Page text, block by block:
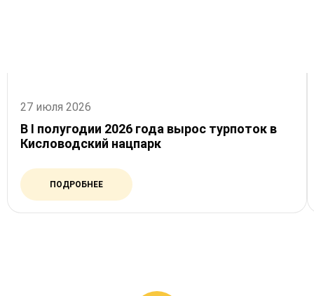
27 июля 2026
В I полугодии 2026 года вырос турпоток в
Кисловодский нацпарк
ПОДРОБНЕЕ